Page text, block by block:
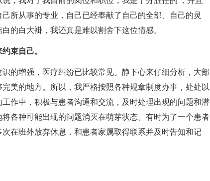
所从事的专业，自己已经奉献了自己的全部、自己的灵
的白大褂，我还真是难以割舍下这位情感。
束自己。
增强，医疗纠纷已比较常见。静下心来仔细分析，大部
美的地方。所以，我严格按照各种规章制度办事，处处以
作中，积极与患者沟通和交流，及时处理出现的问题和潜
各种可能出现的问题消灭在萌芽状态。有时为了一个患者
在班外放弃休息，和患者家属取得联系并及时告知和记